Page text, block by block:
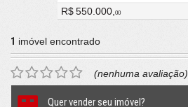
R$ 550.000, 00
1 imóvel encontrado
(nenhuma avaliação)
Quer vender seu imóvel?